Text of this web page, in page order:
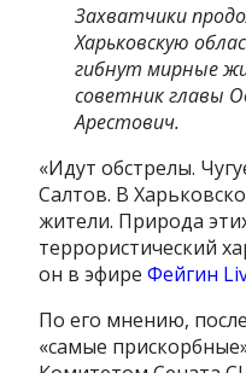
Захватчики
Харьковскую
гибнут мирные
советник главы
Арестович.
«Идут обстрелы.
Салтов. В
жители. Природа
террористический
он в эфиреФейгин
По его мнению,
«самые